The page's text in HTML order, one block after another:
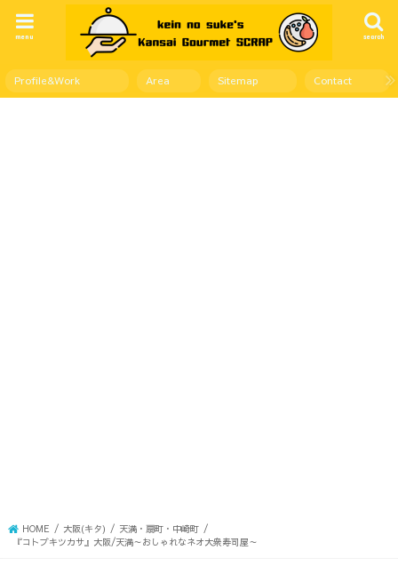
search
menu
Profile&Work Area Sitemap Contact
HOME 大阪(キタ)
天満・扇町・中崎町
『コトブキツカサ』大阪/天満～おしゃれなネオ大衆寿司屋～